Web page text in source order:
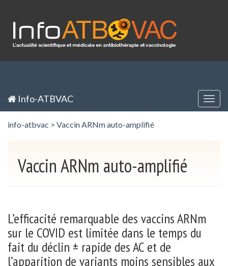
Info-ATBVAC
info-atbvac > Vaccin ARNm auto-amplifié
Vaccin ARNm auto-amplifié
L’efficacité remarquable des vaccins ARNm
sur le COVID est limitée dans le temps du
fait du déclin ± rapide des AC et de
l’apparition de variants moins sensibles aux